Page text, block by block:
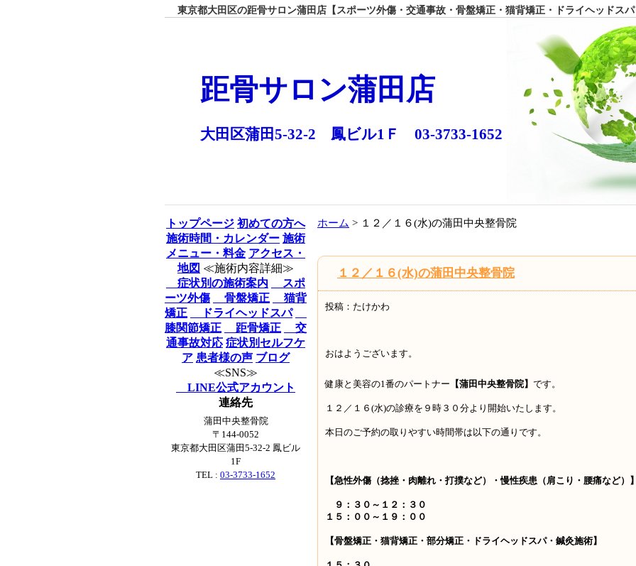
東京都大田区の距骨サロン蒲田店【スポーツ外傷・交通事故・骨盤矯正・猫背矯正・ドライヘッドス
距骨サロン蒲田店
大田区蒲田5-32-2 鳳ビル1Ｆ 03-3733-1652
トップページ 初めての方へ
施術時間・カレンダー 施術
メニュー・料金 アクセス・
地図 ≪施術内容詳細≫
症状別の施術案内
スポ
ーツ外傷
骨盤矯正
猫背
矯正
ドライヘッドスパ
膝関節矯正
距骨矯正
交
通事故対応 症状別セルフケ
ア 患者様の声 ブログ
≪SNS≫
LINE公式アカウント
連絡先
蒲田中央整骨院
〒144-0052
東京都大田区蒲田5-32-2 鳳ビル
1F
TEL : 03-3733-1652
ホーム > １２／１６(水)の蒲田中央整骨院
１２／１６(水)の蒲田中央整骨院
投稿：たけかわ
おはようございます。
健康と美容の1番のパートナー 【蒲田中央整骨院】 です。
１２／１６(水)の診療を９時３０分より開始いたします。
本日のご予約の取りやすい時間帯は以下の通りです。
【急性外傷（捻挫・肉離れ・打撲など）・慢性疾患（肩こり・腰痛など）
９：３０～１２：３０
１５：００～１９：００
【骨盤矯正・猫背矯正・部分矯正・ドライヘッドスパ・鍼灸施術】